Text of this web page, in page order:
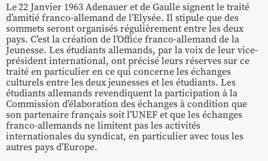
Le22 Janvier 1963 Adenauer et de Gaulle signent le traité
d’amitié franco-allemand de l’Elysée. Il stipule que des
sommets seront organisés régulièrement entre les deux
pays. C’est la création de l’Office franco-allemand de la
Jeunesse. Les étudiants allemands, par la voix de leur vice-
président international, ont précisé leurs réserves sur ce
traité en particulier en ce qui concerne les échanges
culturels entre les deux jeunesses et les étudiants. Les
étudiants allemands revendiquent la participation à la
Commission d’élaboration des échanges à condition que
son partenaire français soit l’UNEF et que les échanges
franco-allemands ne limitent pas les activités
internationales du syndicat, en particulier avec tous les
autres pays d’Europe.